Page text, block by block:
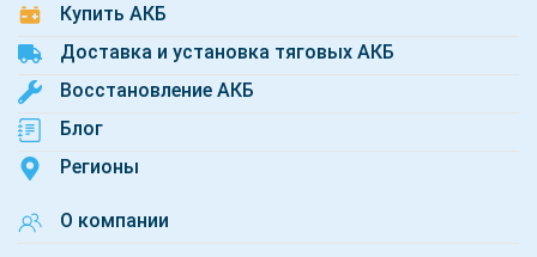
Купить АКБ
Доставка и установка тяговых АКБ
Восстановление АКБ
Блог
Регионы
О компании